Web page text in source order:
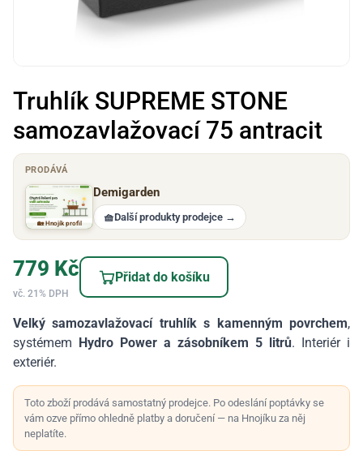
Truhlík SUPREME STONE
samozavlažovací 75 antracit
PRODÁVÁ
🏡 Hnojík profil
Demigarden
🧺Další produkty prodejce →
779 Kč
vč. 21% DPH
Přidat do košíku
Velký samozavlažovací truhlík s kamenným povrchem,
systémem Hydro Power a zásobníkem 5 litrů. Interiér i
exteriér.
Toto zboží prodává samostatný prodejce. Po odeslání poptávky se
vám ozve přímo ohledně platby a doručení — na Hnojíku za něj
neplatíte.